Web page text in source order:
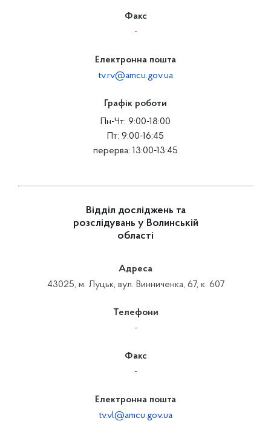
Факс
-
Електронна пошта
tv.rv@amcu.gov.ua
Графік роботи
Пн-Чт: 9:00-18:00
Пт: 9:00-16:45
перерва: 13:00-13:45
Відділ досліджень та
розслідувань у Волинській
області
Адреса
43025, м. Луцьк, вул. Винниченка, 67, к. 607
Телефони
-
Факс
-
Електронна пошта
tv.vl@amcu.gov.ua